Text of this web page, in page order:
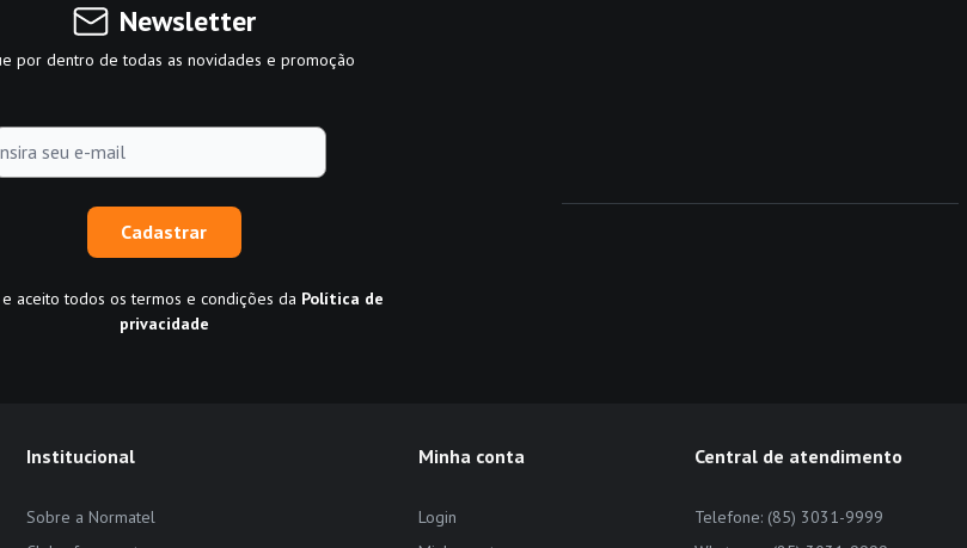
Newsletter
por dentro de todas as novidades e promoção
Cadastrar
aceito todos os termos e condições da Política de
privacidade
Institucional
Sobre a Normatel
Minha conta
Login
Central de atendimento
Telefone: (85) 3031-9999